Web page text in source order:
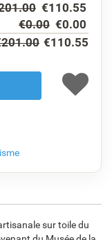
F3013-236
€87.16
F7034-298
€
€110.55
€0.00 €0.00
201.00 €110.55
sur toile du